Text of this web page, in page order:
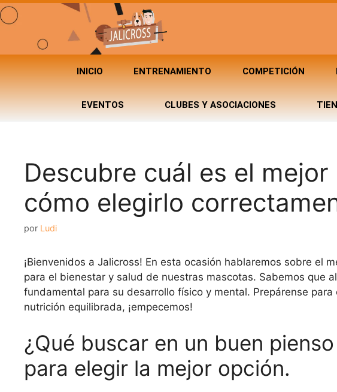
INICIO ENTRENAMIENTO COMPETICIÓN
EVENTOS CLUBES Y ASOCIACIONES
Descubre cuál es el
cómo elegirlo
por Ludi
¡Bienvenidos a Jalicross! En esta ocasión hablaremos sobre el
para el bienestar y salud de nuestras mascotas. Sabemos que
fundamental para su desarrollo físico y mental. Prepárense
nutrición equilibrada, ¡empecemos!
¿Qué buscar en un buen
para elegir la mejor opción.